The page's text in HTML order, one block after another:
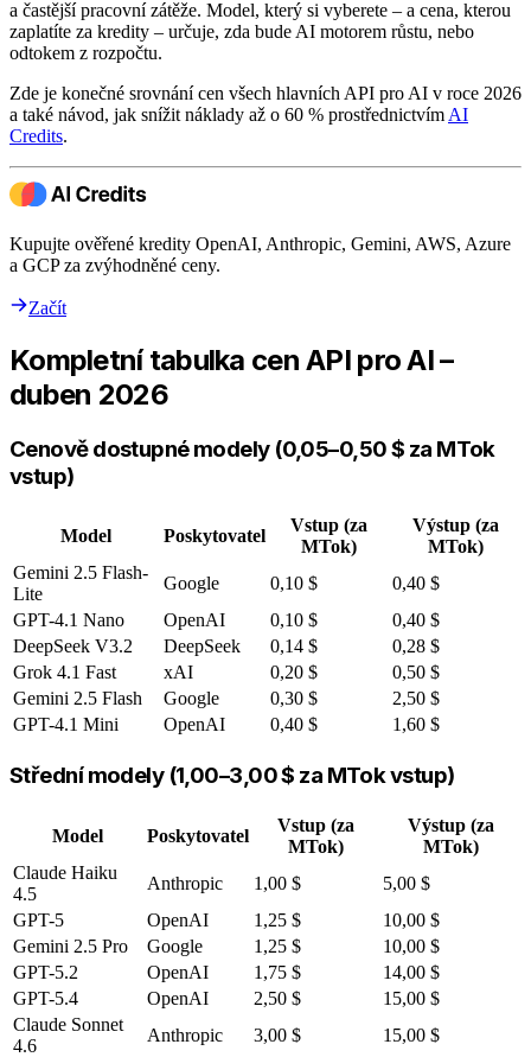
a častější pracovní zátěže. Model, který si vyberete – a cena, kterou
zaplatíte za kredity – určuje, zda bude AI motorem růstu, nebo
odtokem z rozpočtu.
Zde je konečné srovnání cen všech hlavních API pro AI v roce 2026
a také návod, jak snížit náklady až o 60 % prostřednictvím AI
Credits.
Kupujte ověřené kredity OpenAI, Anthropic, Gemini, AWS, Azure
a GCP za zvýhodněné ceny.
Začít
Kompletní tabulka cen API pro AI –
duben 2026
Cenově dostupné modely (0,05–0,50 $ za MTok
vstup)
Model Poskytovatel
Vstup (za
MTok)
Výstup (za
MTok)
Gemini 2.5 Flash-
Lite
Google 0,10 $
0,40 $
GPT-4.1 Nano
OpenAI 0,10 $
0,40 $
DeepSeek V3.2
DeepSeek 0,14 $
0,28 $
Grok 4.1 Fast
xAI 0,20 $
0,50 $
Gemini 2.5 Flash
Google 0,30 $
2,50 $
GPT-4.1 Mini
OpenAI 0,40 $ 1,60 $
Střední modely (1,00–3,00 $ za MTok vstup)
Model Poskytovatel
Vstup (za
MTok)
Výstup (za
MTok)
Claude Haiku
4.5
Anthropic 1,00 $
5,00 $
GPT-5
OpenAI 1,25 $
10,00 $
Gemini 2.5 Pro
Google 1,25 $
10,00 $
GPT-5.2
OpenAI 1,75 $
14,00 $
GPT-5.4
OpenAI 2,50 $
15,00 $
Claude Sonnet
4.6
Anthropic 3,00 $ 15,00 $